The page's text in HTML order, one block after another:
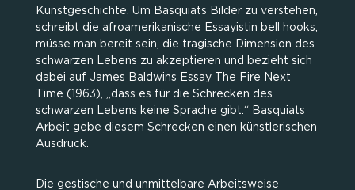
Kunstgeschichte. Um Basquiats Bilder zu verstehen,
schreibt die afroamerikanische Essayistin bell hooks,
müsse man bereit sein, die tragische Dimension des
schwarzen Lebens zu akzeptieren und bezieht sich
dabei auf James Baldwins Essay The Fire Next
Time (1963), „dass es für die Schrecken des
schwarzen Lebens keine Sprache gibt.“ Basquiats
Arbeit gebe diesem Schrecken einen künstlerischen
Ausdruck.
Die gestische und unmittelbare Arbeitsweise